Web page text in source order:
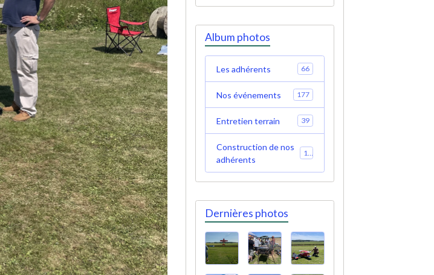
Album photos
Les adhérents 66
Nos événements 177
Entretien terrain 39
Construction de nos
adhérents
Dernières photos